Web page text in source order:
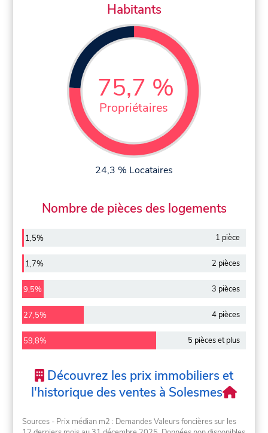
Habitants
75,7 %
Propriétaires
24,3 % Locataires
Nombre de pièces des logements
1,5% 1 pièce
1,7% 2 pièces
9,5% 3 pièces
27,5% 4 pièces
59,8% 5 pièces et plus
Découvrez les prix immobiliers et
l'historique des ventes à Solesmes
Sources - Prix médian m2 : Demandes Valeurs foncières sur les